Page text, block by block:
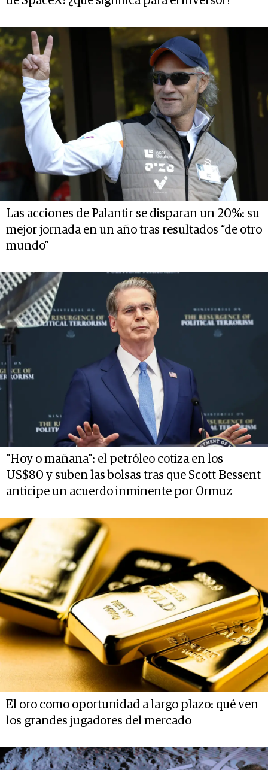
Las acciones de Palantir se disparan un 20%: su
mejor jornada en un año tras resultados “de otro
mundo”
"Hoy o mañana": el petróleo cotiza en los
US$80 y suben las bolsas tras que Scott Bessent
anticipe un acuerdo inminente por Ormuz
El oro como oportunidad a largo plazo: qué ven
los grandes jugadores del mercado